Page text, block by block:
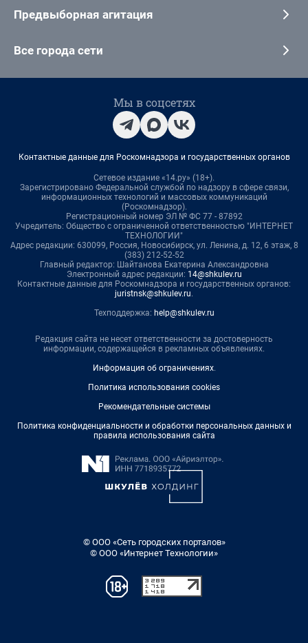
Предвыборная агитация
Все города сети
Мы в соцсетях
Контактные данные для Роскомнадзора и государственных органов
Сетевое издание «14.ру» (18+).
Зарегистрировано Федеральной службой по надзору в сфере связи,
информационных технологий и массовых коммуникаций
(Роскомнадзор).
Регистрационный номер ЭЛ № ФС 77 - 87892
Учредитель: Общество с ограниченной ответственностью "ИНТЕРНЕТ
ТЕХНОЛОГИИ"
Адрес редакции: 630099, Россия, Новосибирск, ул. Ленина, д. 12, 6 этаж, 8
(383) 212-52-52
Главный редактор: Шайтанова Екатерина Александровна
Электронный адрес редакции: 14@shkulev.ru
Контактные данные для Роскомнадзора и государственных органов:
juristnsk@shkulev.ru.
Техподдержка: help@shkulev.ru
Редакция сайта не несет ответственности за достоверность
информации, содержащейся в рекламных объявлениях.
Информация об ограничениях.
Политика использования cookies
Рекомендательные системы
Политика конфиденциальности и обработки персональных данных и
правила использования сайта
© ООО «Сеть городских порталов»
© ООО «Интернет Технологии»